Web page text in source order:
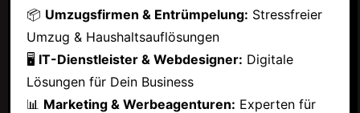
📦 Umzugsfirmen & Entrümpelung: Stressfreier
Umzug & Haushaltsauflösungen
🖥 IT-Dienstleister & Webdesigner: Digitale
Lösungen für Dein Business
📊 Marketing & Werbeagenturen: Experten für